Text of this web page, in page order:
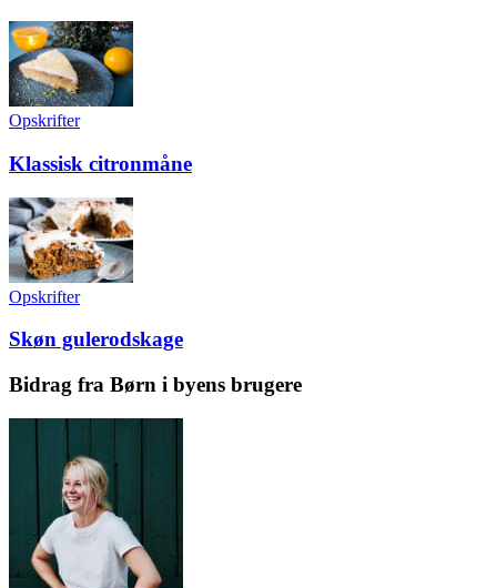
Opskrifter
Klassisk citronmåne
Opskrifter
Skøn gulerodskage
Bidrag fra Børn i byens brugere